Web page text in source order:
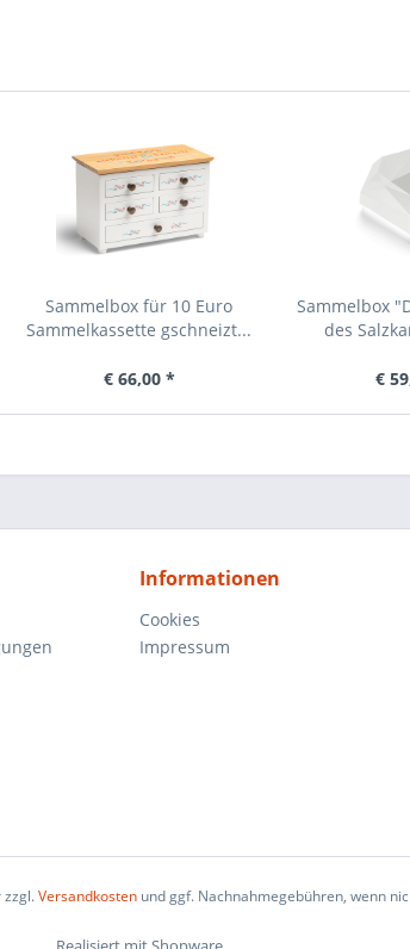
Sammelbox für 10 Euro
Sammelkassette gschneizt...
€ 66,00 *
Sammelbox
des
€
Informationen
Cookies
Impressum
zzgl.Versandkostenund ggf. Nachnahmegebühren, wenn